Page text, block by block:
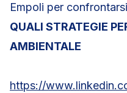
Empoli per
QUALI STRATEGIE
AMBIENTALE
https://